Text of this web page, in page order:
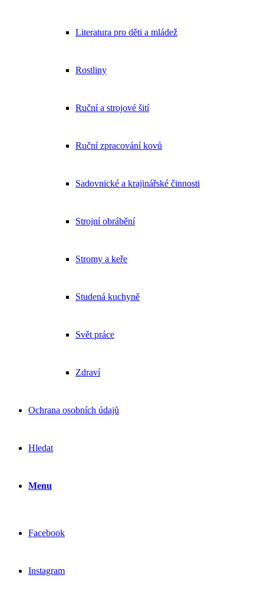
Literatura pro děti a mládež
Rostliny
Ruční a strojové šití
Ruční zpracování kovů
Sadovnické a krajinářské činnosti
Strojní obrábění
Stromy a keře
Studená kuchyně
Svět práce
Zdraví
Ochrana osobních údajů
Hledat
Menu
Facebook
Instagram